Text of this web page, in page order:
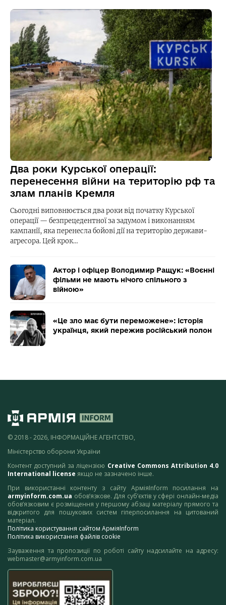
Два роки Курської операції:
перенесення війни на територію рф та
злам планів Кремля
Сьогодні виповнюється два роки від початку Курської
операції — безпрецедентної за задумом і виконанням
кампанії, яка перенесла бойові дії на територію держави-
агресора. Цей крок…
Актор і офіцер Володимир Ращук: «Воєнні
фільми не мають нічого спільного з
війною»
«Це зло має бути переможене»: історія
українця, який пережив російський полон
© 2018 - 2026, ІНФОРМАЦІЙНЕ АГЕНТСТВО,
Міністерство оборони України
Контент доступний за ліцензією Creative Commons Attribution 4.0
International license якщо не зазначено інше.
При використанні контенту з сайту АрміяInform посилання на
armyinform.com.ua обов’язкове. Для суб’єктів у сфері онлайн-медіа
обов’язковим є розміщення у першому абзаці матеріалу прямого та
відкритого для пошукових систем гіперпосилання на цитований
матеріал.
Політика користування сайтом АрміяInform
Політика використання файлів cookie
Зауваження та пропозиції по роботі сайту надсилайте на адресу:
webmaster@armyinform.com.ua